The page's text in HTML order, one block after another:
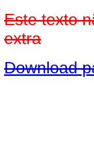
Este texto
extra
Download